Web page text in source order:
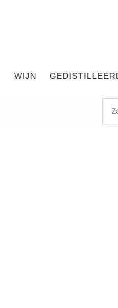
WIJN